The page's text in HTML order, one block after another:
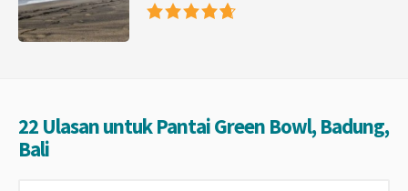
22 Ulasan untuk Pantai Green Bowl, Badung,
Bali